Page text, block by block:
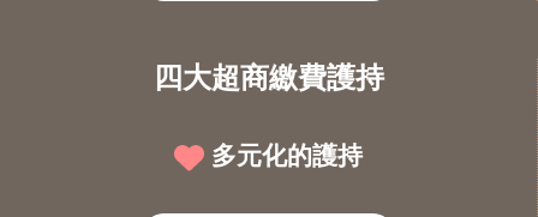
四大超商繳費護持
多元化的護持